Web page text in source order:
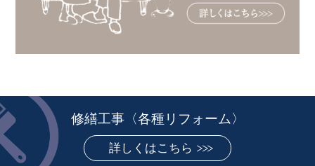
修繕工事〈各種リフォーム〉
詳しくはこちら